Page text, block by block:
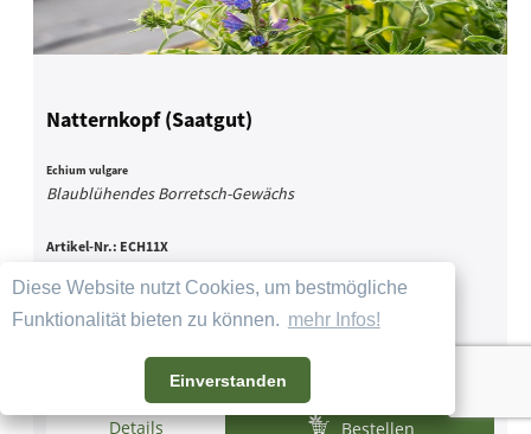
Diese Website nutzt Cookies, um bestmögliche
Funktionalität bieten zu können. mehr Infos!
Einverstanden
Natternkopf (Saatgut)
Echium vulgare
Blaublühendes Borretsch-Gewächs
Artikel-Nr.: ECH11X
vorrätig, lieferbar in ca. 1 Woche
3,40 € *
Details Bestellen